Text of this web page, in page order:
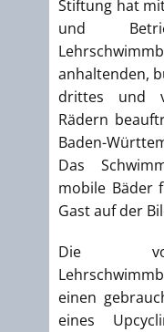
Stiftung hat
und
anhaltenden,
drittes und
Rädern
Baden-
Das
mobile Bäder
Gast auf der
Die voll
einen
eines